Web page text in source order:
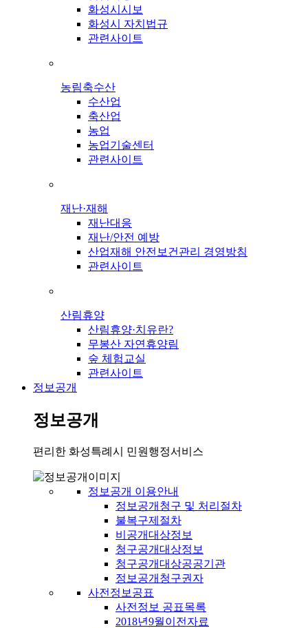
화성시시보
화성시 자치법규
관련사이트
농림축수산
수산업
축산업
농업
농업기술센터
관련사이트
재난·재해
재난대응
재난/안전 예방
산업재해 안전보건관리 경영방침
관련사이트
산림휴양
산림휴양·치유란?
무봉산 자연휴양림
숲 체험교실
관련사이트
정보공개
정보공개
편리한 화성특례시 민원행정서비스
정보공개 이용안내
정보공개청구 및 처리절차
불복구제절차
비공개대상정보
청구공개대상정보
청구공개대상공공기관
정보공개청구권자
사전정보공표
사전정보 공표목록
2018년9월이전자료